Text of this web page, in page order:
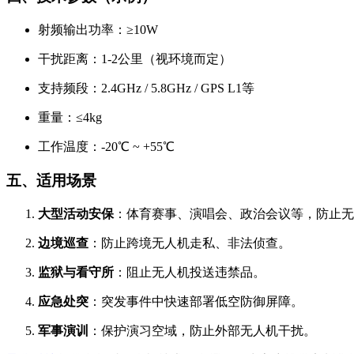
射频输出功率：≥10W
干扰距离：1-2公里（视环境而定）
支持频段：2.4GHz / 5.8GHz / GPS L1等
重量：≤4kg
工作温度：-20℃ ~ +55℃
五、适用场景
大型活动安保 ：体育赛事、演唱会、政治会议等，防止
边境巡查 ：防止跨境无人机走私、非法侦查。
监狱与看守所 ：阻止无人机投送违禁品。
应急处突 ：突发事件中快速部署低空防御屏障。
军事演训 ：保护演习空域，防止外部无人机干扰。